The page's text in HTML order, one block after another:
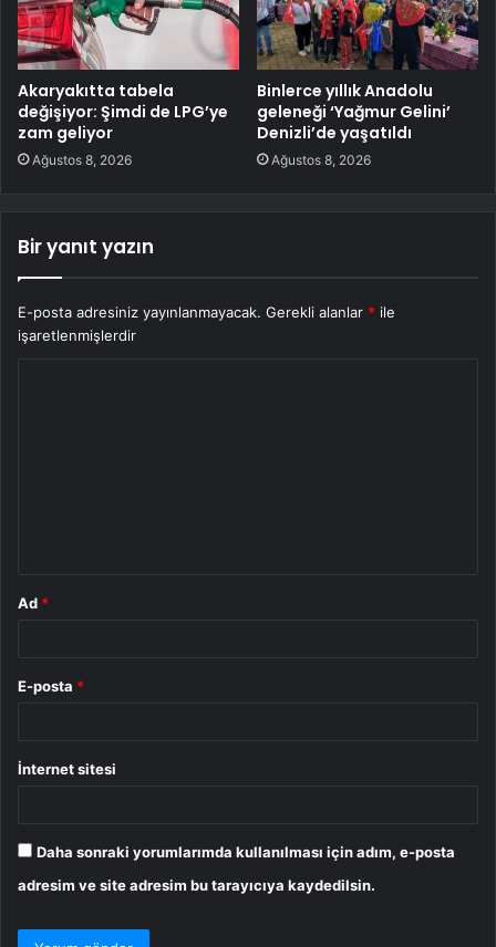
Akaryakıtta tabela
değişiyor: Şimdi de LPG’ye
zam geliyor
Ağustos 8, 2026
Binlerce yıllık Anadolu
geleneği ‘Yağmur Gelini’
Denizli’de yaşatıldı
Ağustos 8, 2026
Bir yanıt yazın
E-posta adresiniz yayınlanmayacak. Gerekli alanlar * ile
işaretlenmişlerdir
Ad *
E-posta *
İnternet sitesi
Daha sonraki yorumlarımda kullanılması için adım, e-posta
adresim ve site adresim bu tarayıcıya kaydedilsin.